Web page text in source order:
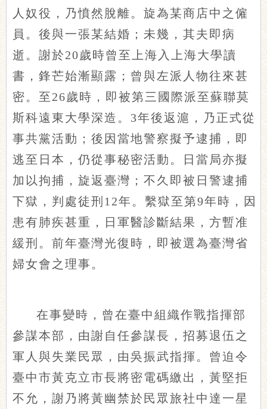
人奴役，乃憤然脫離。旋為某商店中之僱
員。後與一張某結婚；未幾，其夫即病
逝。謝於20歲時曾至上海入上海大學讀
書，鋒芒始漸顯露；曾與左派人物往來甚
密。至26歲時，即被第三國際派至蘇聯莫
斯科遠東大學深造。3年後返滬，乃正式從
事共黨活動；後因當地警察擬予逮捕，即
逃至日本，仍從事秘密活動。日當局亦擬
加以拘捕，旋返臺灣；不久即被日警逮捕
下獄，判處徒刑12年。繫獄至第9年時，因
患有肺疾甚重，日軍醫診斷結果，方暫准
緩刑。前年臺灣光復時，即被選為臺灣省
婦女會之理事。
在事變時，曾在臺中組織作戰指揮部
參謀本部，由謝自任參謀長，招募退伍之
軍人與失業民眾，由吳振武指揮。曾迫令
臺中市黃克立市長將密電碼繳出，黃堅拒
不允，謝乃將黃幽禁於民眾旅社中達一星